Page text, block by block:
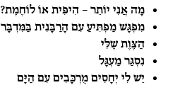
מָה אֲנִי יוֹתֵר – הִיפִּית אוֹ לוֹחֶמֶת?
מִפְגָּשׁ מַפְתִּיעַ עִם הָרַבָּנִית בַּמִּדְבָּר
הַצֶּוֶת שֶׁלִּי
נִסְגַּר מַעְגָּל
יֵשׁ לִי יְחָסִים מֻרְכָּבִים עִם הַיָּם